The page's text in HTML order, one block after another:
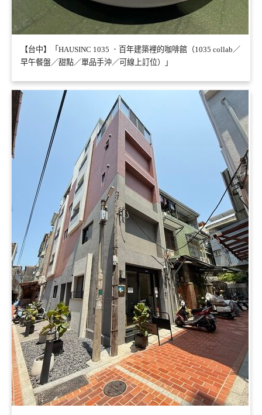
【台中】「HAUSINC 1035 ．百年建築裡的咖啡館（1035 collab／
早午餐盤／甜點／單品手沖／可線上訂位）」